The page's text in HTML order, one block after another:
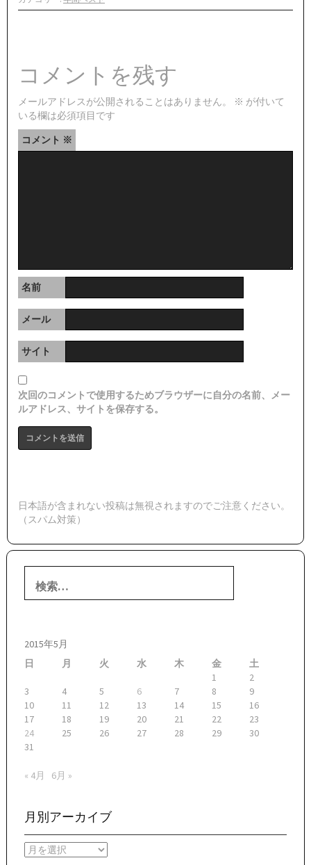
コメントを残す
メールアドレスが公開されることはありません。 ※ が付いて
いる欄は必須項目です
コメント ※
名前
メール
サイト
次回のコメントで使用するためブラウザーに自分の名前、メー
ルアドレス、サイトを保存する。
日本語が含まれない投稿は無視されますのでご注意ください。
（スパム対策）
索:
2015年5月
日
月 火 水 木 金
土
1
2
3
4 5 6 7 8
9
10
11 12 13 14 15
16
17
18 19 20 21 22
23
24
25 26 27 28 29
30
31
« 4月 6月 »
月別アーカイブ
月